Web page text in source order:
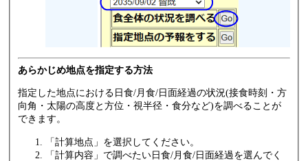
あらかじめ地点を指定する方法
指定した地点における日食/月食/日面経過の状況(接食時刻・方
向角・太陽の高度と方位・視半径・食分など)を調べることが
できます。
「計算地点」を選択してください。
「計算内容」で調べたい日食/月食/日面経過を選んでく